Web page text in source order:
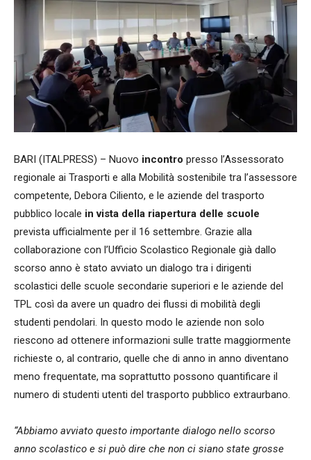
BARI (ITALPRESS) – Nuovo incontro presso l’Assessorato
regionale ai Trasporti e alla Mobilità sostenibile tra l’assessore
competente, Debora Ciliento, e le aziende del trasporto
pubblico locale in vista della riapertura delle scuole
prevista ufficialmente per il 16 settembre. Grazie alla
collaborazione con l’Ufficio Scolastico Regionale già dallo
scorso anno è stato avviato un dialogo tra i dirigenti
scolastici delle scuole secondarie superiori e le aziende del
TPL così da avere un quadro dei flussi di mobilità degli
studenti pendolari. In questo modo le aziende non solo
riescono ad ottenere informazioni sulle tratte maggiormente
richieste o, al contrario, quelle che di anno in anno diventano
meno frequentate, ma soprattutto possono quantificare il
numero di studenti utenti del trasporto pubblico extraurbano.
“Abbiamo avviato questo importante dialogo nello scorso
anno scolastico e si può dire che non ci siano state grosse